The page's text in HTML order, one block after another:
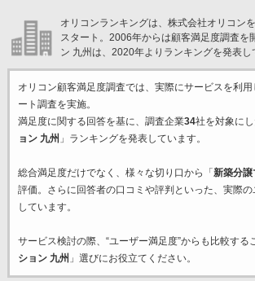
オリコンランキングは、株式会社オリコン
スタート。2006年からは顧客満足度調査を
ン 九州は、2020年よりランキングを発表し
オリコン顧客満足度調査では、実際にサービスを利用
ート調査を実施。
満足度に関する回答を基に、調査企業34社を対象にし
ョン 九州 」ランキングを発表しています。
総合満足度だけでなく、様々な切り口から「 新築分譲
評価。さらに回答者の口コミや評判といった、実際
しています。
サービス検討の際、“ユーザー満足度”からも比較する
ション 九州 」選びにお役立てください。